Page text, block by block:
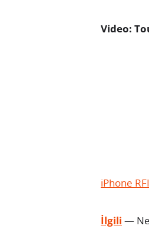
Video:
iPhone
İlgili —